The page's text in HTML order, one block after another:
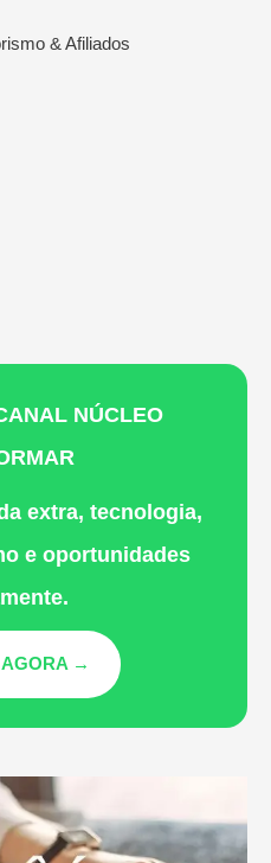
& Afiliados
NÚCLEO
extra, tecnologia,
e oportunidades
AGORA →